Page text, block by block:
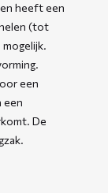
heeft een
(tot
een
een
De